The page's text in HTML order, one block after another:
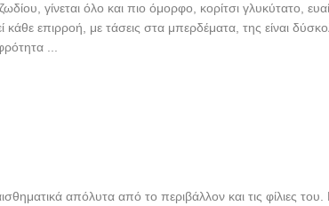
γίνεται όλο και πιο όμορφο, κορίτσι γλυκύτατο,
κάθε επιρροή, με τάσεις στα μπερδέματα, της είναι
...
απόλυτα από το περιβάλλον και τις φίλιες